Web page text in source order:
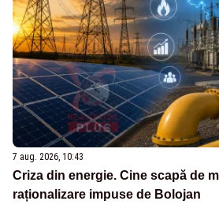
7 aug. 2026, 10:43
Criza din energie. Cine scapă de
raționalizare impuse de Bolojan